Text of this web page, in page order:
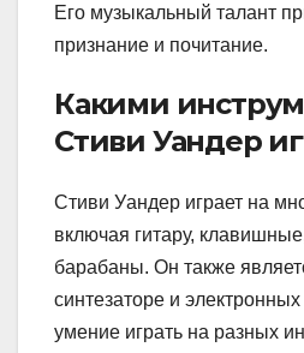
Его музыкальный талант
признание и почитание.
Какими
Стиви Уандер
Стиви Уандер играет на
включая гитару,
барабаны. Он также
синтезаторе и
умение играть на разных